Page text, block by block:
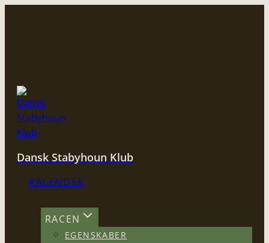
Dansk Stabyhoun Klub
KALENDER
RACEN
EGENSKABER